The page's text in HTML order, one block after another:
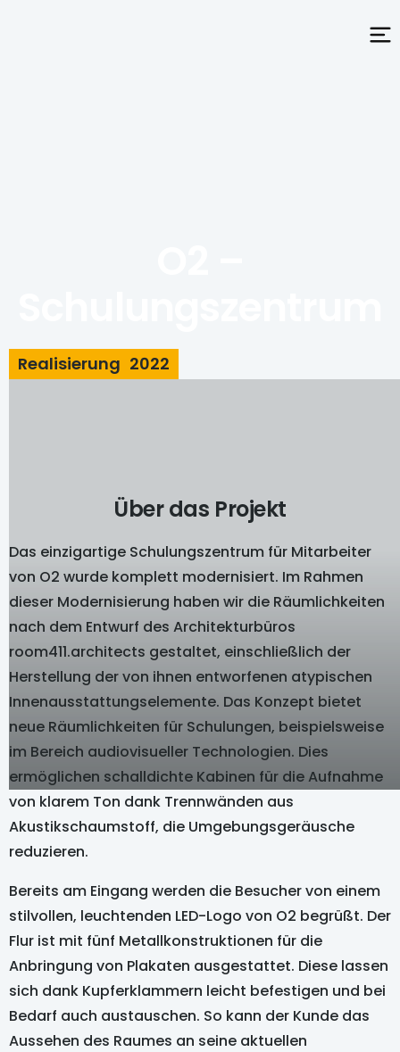
2022
Über das Projekt
Das einzigartige Schulungszentrum für Mitarbeiter
von O2 wurde komplett modernisiert. Im Rahmen
dieser Modernisierung haben wir die Räumlichkeiten
nach dem Entwurf des Architekturbüros
room411.architects gestaltet, einschließlich der
Herstellung der von ihnen entworfenen atypischen
Innenausstattungselemente. Das Konzept bietet
neue Räumlichkeiten für Schulungen, beispielsweise
im Bereich audiovisueller Technologien. Dies
ermöglichen schalldichte Kabinen für die Aufnahme
von klarem Ton dank Trennwänden aus
Akustikschaumstoff, die Umgebungsgeräusche
reduzieren.
Bereits am Eingang werden die Besucher von einem
stilvollen, leuchtenden LED-Logo von O2 begrüßt. Der
Flur ist mit fünf Metallkonstruktionen für die
Anbringung von Plakaten ausgestattet. Diese lassen
sich dank Kupferklammern leicht befestigen und bei
Bedarf auch austauschen. So kann der Kunde das
Aussehen des Raumes an seine aktuellen